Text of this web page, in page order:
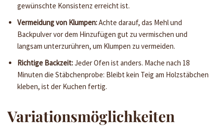
gewünschte Konsistenz erreicht ist.
Vermeidung von Klumpen:Achte darauf, das Mehl und
Backpulver vor dem Hinzufügen gut zu vermischen und
langsam unterzurühren, um Klumpen zu vermeiden.
Richtige Backzeit:Jeder Ofen ist anders. Mache nach 18
Minuten die Stäbchenprobe: Bleibt kein Teig am Holzstäbchen
kleben, ist der Kuchen fertig.
Variationsmöglichkeiten